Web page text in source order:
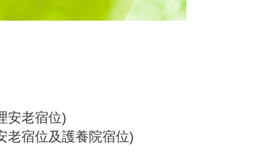
安老宿位)
老宿位及護養院宿位)